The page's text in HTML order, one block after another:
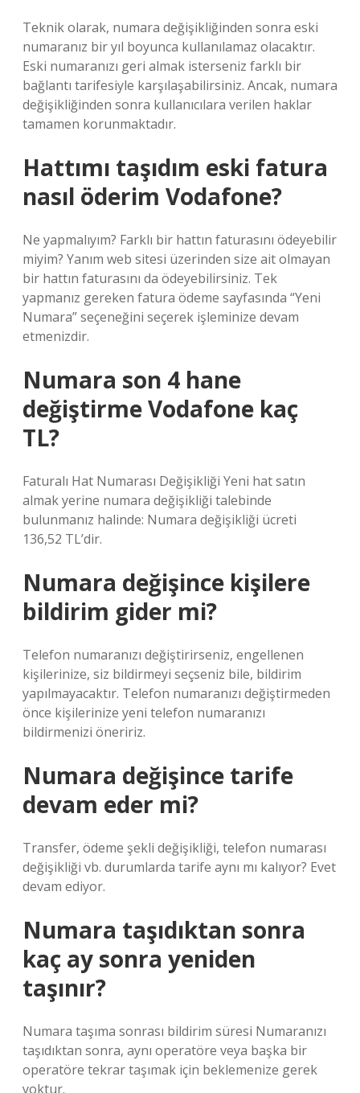
Teknik olarak, numara değişikliğinden sonra eski
numaranız bir yıl boyunca kullanılamaz olacaktır.
Eski numaranızı geri almak isterseniz farklı bir
bağlantı tarifesiyle karşılaşabilirsiniz. Ancak, numara
değişikliğinden sonra kullanıcılara verilen haklar
tamamen korunmaktadır.
Hattımı taşıdım eski fatura
nasıl öderim Vodafone?
Ne yapmalıyım? Farklı bir hattın faturasını ödeyebilir
miyim? Yanım web sitesi üzerinden size ait olmayan
bir hattın faturasını da ödeyebilirsiniz. Tek
yapmanız gereken fatura ödeme sayfasında “Yeni
Numara” seçeneğini seçerek işleminize devam
etmenizdir.
Numara son 4 hane
değiştirme Vodafone kaç
TL?
Faturalı Hat Numarası Değişikliği Yeni hat satın
almak yerine numara değişikliği talebinde
bulunmanız halinde: Numara değişikliği ücreti
136,52 TL’dir.
Numara değişince kişilere
bildirim gider mi?
Telefon numaranızı değiştirirseniz, engellenen
kişilerinize, siz bildirmeyi seçseniz bile, bildirim
yapılmayacaktır. Telefon numaranızı değiştirmeden
önce kişilerinize yeni telefon numaranızı
bildirmenizi öneririz.
Numara değişince tarife
devam eder mi?
Transfer, ödeme şekli değişikliği, telefon numarası
değişikliği vb. durumlarda tarife aynı mı kalıyor? Evet
devam ediyor.
Numara taşıdıktan sonra
kaç ay sonra yeniden
taşınır?
Numara taşıma sonrası bildirim süresi Numaranızı
taşıdıktan sonra, aynı operatöre veya başka bir
operatöre tekrar taşımak için beklemenize gerek
yoktur.